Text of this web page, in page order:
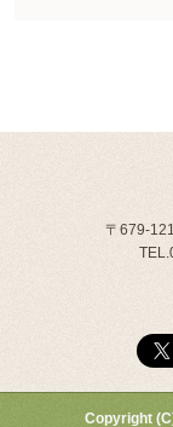
〒679-
Copyright